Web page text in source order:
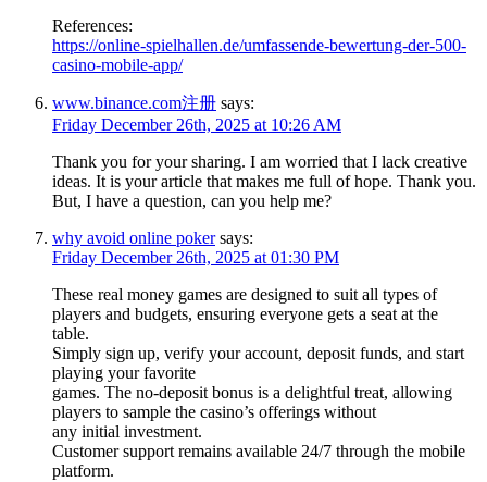
References:
https://online-spielhallen.de/umfassende-bewertung-der-500-
casino-mobile-app/
www.binance.com注册 says:
Friday December 26th, 2025 at 10:26 AM
Thank you for your sharing. I am worried that I lack creative
ideas. It is your article that makes me full of hope. Thank you.
But, I have a question, can you help me?
why avoid online poker says:
Friday December 26th, 2025 at 01:30 PM
These real money games are designed to suit all types of
players and budgets, ensuring everyone gets a seat at the
table.
Simply sign up, verify your account, deposit funds, and start
playing your favorite
games. The no-deposit bonus is a delightful treat, allowing
players to sample the casino’s offerings without
any initial investment.
Customer support remains available 24/7 through the mobile
platform.